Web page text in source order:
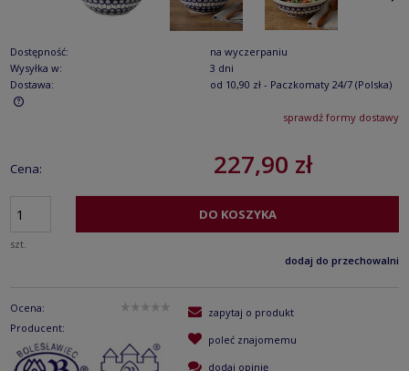
Dostępność:
na wyczerpaniu
Wysyłka w:
3 dni
Dostawa:
od 10,90 zł - Paczkomaty 24/7 (Polska)
Cena nie zawiera ewentualnych kosztów płatnościsprawdź formy dostawy
Cena: 227,90 zł
szt.
DO KOSZYKA
dodaj do przechowalni
Ocena:
Producent:
zapytaj o produkt
poleć znajomemu
dodaj opinię